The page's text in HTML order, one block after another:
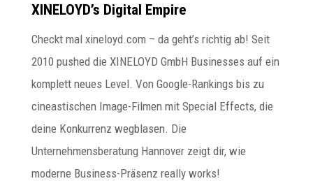
XINELOYD’s Digital Empire
Checkt mal xineloyd.com – da geht’s richtig ab! Seit
2010 pushed die XINELOYD GmbH Businesses auf ein
komplett neues Level. Von Google-Rankings bis zu
cineastischen Image-Filmen mit Special Effects, die
deine Konkurrenz wegblasen. Die
Unternehmensberatung Hannover zeigt dir, wie
moderne Business-Präsenz really works!